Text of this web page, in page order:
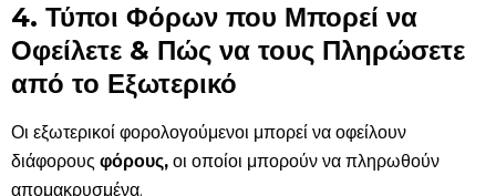
4. Τύποι Φόρων που Μπορεί να
Οφείλετε & Πώς να τους Πληρώσετε
από το Εξωτερικό
Οι εξωτερικοί φορολογούμενοι μπορεί να οφείλουν
διάφορους φόρους, οι οποίοι μπορούν να πληρωθούν
απομακρυσμένα.